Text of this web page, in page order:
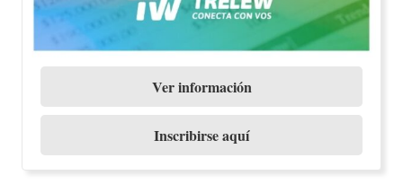
Ver información
Inscribirse aquí